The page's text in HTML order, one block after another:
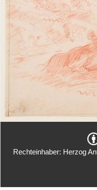
Rechteinhaber: Herzog